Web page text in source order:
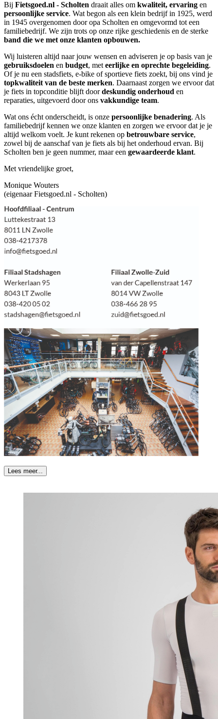
Bij Fietsgoed.nl - Scholten draait alles om kwaliteit, ervaring en
persoonlijke service. Wat begon als een klein bedrijf in 1925, werd
in 1945 overgenomen door opa Scholten en omgevormd tot een
familiebedrijf. We zijn trots op onze rijke geschiedenis en de sterke
band die we met onze klanten opbouwen.
Wij luisteren altijd naar jouw wensen en adviseren je op basis van je
gebruiksdoelen en budget, met eerlijke en oprechte begeleiding.
Of je nu een stadsfiets, e-bike of sportieve fiets zoekt, bij ons vind je
topkwaliteit van de beste merken. Daarnaast zorgen we ervoor dat
je fiets in topconditie blijft doordeskundig onderhoud en
reparaties, uitgevoerd door ons vakkundige team.
Wat ons écht onderscheidt, is onze persoonlijke benadering. Als
familiebedrijf kennen we onze klanten en zorgen we ervoor dat je je
altijd welkom voelt. Je kunt rekenen op betrouwbare service,
zowel bij de aanschaf van je fiets als bij het onderhoud ervan. Bij
Scholten ben je geen nummer, maar een gewaardeerde klant.
Met vriendelijke groet,
Monique Wouters
(eigenaar Fietsgoed.nl - Scholten)
Lees meer...